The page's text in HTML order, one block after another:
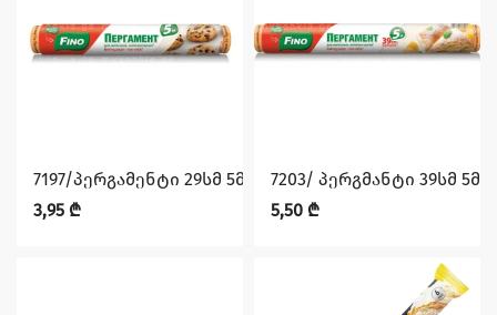
7197/პერგამენტი 29სმ 5მ FINO
3,95 ₾
7203/ პერგმანტი 39სმ 5მ
5,50 ₾